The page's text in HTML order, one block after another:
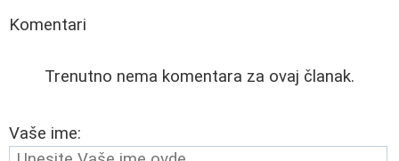
Komentari
Trenutno nema komentara za ovaj članak.
Vaše ime: